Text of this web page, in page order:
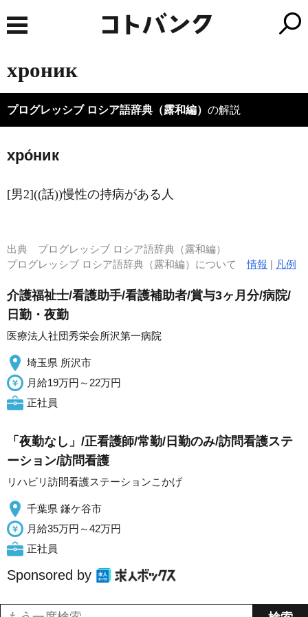
хроник
プログレッシブ ロシア語辞典（露和編） の解説
хро́ник
[男2]((話))慢性の持病がある人
出典 プログレッシブ ロシア語辞典（露和編）
プログレッシブ ロシア語辞典（露和編）について情報 | 凡例
介護福祉士/看護助手/看護補助者/賞与3ヶ月分/病院/
日勤・夜勤
医療法人社団秀栄会所沢第一病院
埼玉県 所沢市
月給19万円～22万円
正社員
「夜勤なし」/正看護師/常勤/日勤のみ/訪問看護ステ
ーション/訪問看護
リハビリ訪問看護ステーションこかげ
千葉県 鎌ケ谷市
月給35万円～42万円
正社員
Sponsored by